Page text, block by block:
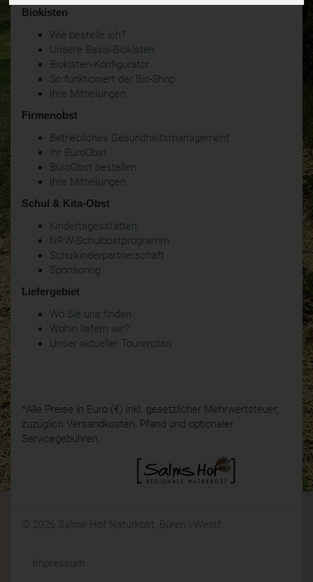
Biokisten
Wie bestelle ich?
Unsere Basis-Biokisten
Biokisten-Konfigurator
So funktioniert der Bio-Shop
Ihre Mitteilungen
Firmenobst
Betriebliches Gesundheitsmanagement
Ihr BüroObst
BüroObst bestellen
Ihre Mitteilungen
Schul & Kita-Obst
Kindertagesstätten
NRW-Schulobstprogramm
Schulkinderpartnerschaft
Sponsoring
Liefergebiet
Wo Sie uns finden
Wohin liefern wir?
Unser aktueller Tourenplan
*Alle Preise in Euro (€) inkl. gesetzlicher Mehrwertsteuer,
zuzüglich Versandkosten, Pfand und optionaler
Servicegebühren.
© 2026 Salms Hof Naturkost, Büren i.Westf.
Impressum